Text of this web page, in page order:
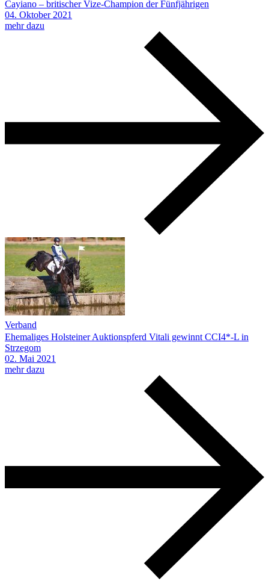
Cayiano – britischer Vize-Champion der Fünfjährigen
04. Oktober 2021
mehr dazu
Verband
Ehemaliges Holsteiner Auktionspferd Vitali gewinnt CCI4*-L in
Strzegom
02. Mai 2021
mehr dazu